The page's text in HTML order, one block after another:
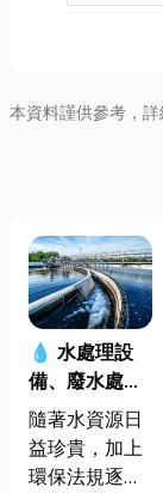
本資料謹供參考，詳
💧 水處理設
備、廢水處理
工程與回收水
工程完整解析
｜打造高效率
隨著水資源日
益珍貴，加上
環保法規逐漸